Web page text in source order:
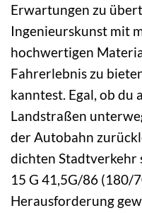
Erwartungen zu
Ingenieurskunst mit
hochwertigen
Fahrerlebnis zu
kanntest. Egal, ob du
Landstraßen
der Autobahn
dichten Stadtverkehr
15 G 41,5G/86 (180/
Herausforderung